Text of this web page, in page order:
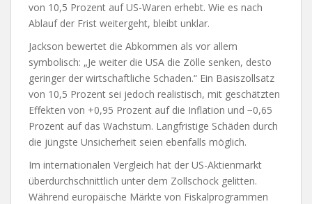
von 10,5 Prozent auf US-Waren erhebt. Wie es nach
Ablauf der Frist weitergeht, bleibt unklar.
Jackson bewertet die Abkommen als vor allem
symbolisch: „Je weiter die USA die Zölle senken, desto
geringer der wirtschaftliche Schaden.“ Ein Basiszollsatz
von 10,5 Prozent sei jedoch realistisch, mit geschätzten
Effekten von +0,95 Prozent auf die Inflation und −0,65
Prozent auf das Wachstum. Langfristige Schäden durch
die jüngste Unsicherheit seien ebenfalls möglich.
Im internationalen Vergleich hat der US-Aktienmarkt
überdurchschnittlich unter dem Zollschock gelitten.
Während europäische Märkte von Fiskalprogrammen